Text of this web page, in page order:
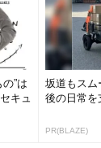
”は
キュ
坂道もスム
後の日常を
PR(BLAZE)